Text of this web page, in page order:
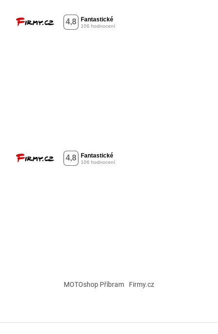
MOTOshop Příbram Firmy.cz